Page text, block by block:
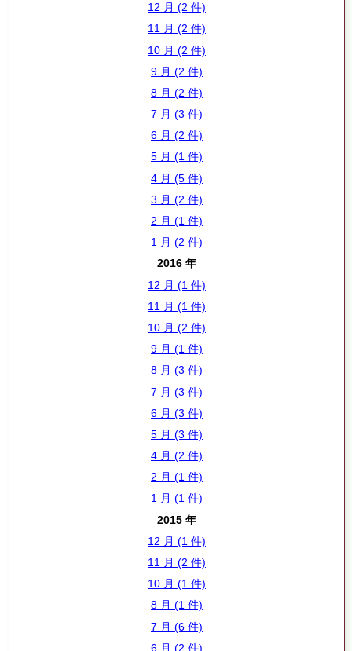
12 月 (2 件)
11 月 (2 件)
10 月 (2 件)
9 月 (2 件)
8 月 (2 件)
7 月 (3 件)
6 月 (2 件)
5 月 (1 件)
4 月 (5 件)
3 月 (2 件)
2 月 (1 件)
1 月 (2 件)
2016 年
12 月 (1 件)
11 月 (1 件)
10 月 (2 件)
9 月 (1 件)
8 月 (3 件)
7 月 (3 件)
6 月 (3 件)
5 月 (3 件)
4 月 (2 件)
2 月 (1 件)
1 月 (1 件)
2015 年
12 月 (1 件)
11 月 (2 件)
10 月 (1 件)
8 月 (1 件)
7 月 (6 件)
6 月 (2 件)